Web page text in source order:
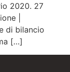
2020. 27
|
di bilancio
[…]